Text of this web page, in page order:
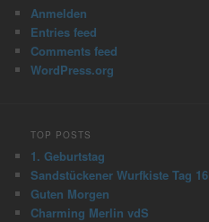
Anmelden
Entries feed
Comments feed
WordPress.org
TOP POSTS
1. Geburtstag
Sandstückener Wurfkiste Tag 16
Guten Morgen
Charming Merlin vdS